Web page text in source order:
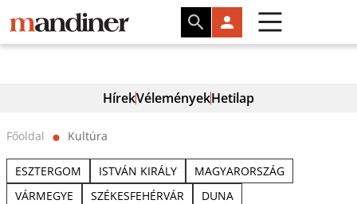
HírekVéleményekHetilap
Főoldal ⬤ Kultúra
ESZTERGOM ISTVÁN KIRÁLY
MAGYARORSZÁG
VÁRMEGYE
SZÉKESFEHÉRVÁR DUNA